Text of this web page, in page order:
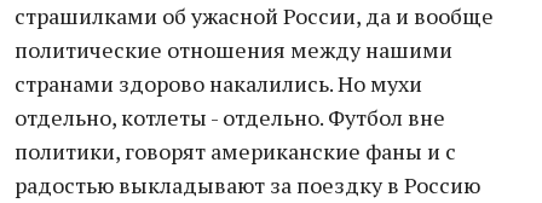
страшилками об ужасной России, да и вообще
политические отношения между нашими
странами здорово накалились. Но мухи
отдельно, котлеты - отдельно. Футбол вне
политики, говорят американские фаны и с
радостью выкладывают за поездку в Россию